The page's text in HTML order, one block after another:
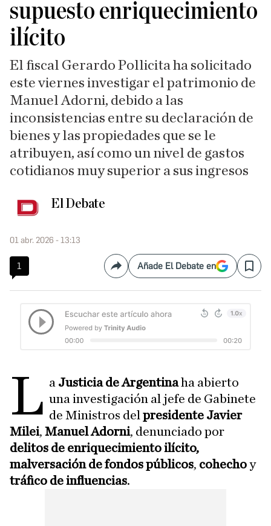
supuesto enriquecimiento
ilícito
El fiscal Gerardo Pollicita ha solicitado
este viernes investigar el patrimonio de
Manuel Adorni, debido a las
inconsistencias entre su declaración de
bienes y las propiedades que se le
atribuyen, así como un nivel de gastos
cotidianos muy superior a sus ingresos
El Debate
01 abr. 2026 - 13:13
1 CompartirAñade El Debate en Save
L a Justicia de Argentinaha abierto
una investigación al jefe de Gabinete
de Ministros del presidente Javier
Milei, Manuel Adorni, denunciado por
delitos de enriquecimiento ilícito,
malversación de fondos públicos, cohechoy
tráfico de influencias.